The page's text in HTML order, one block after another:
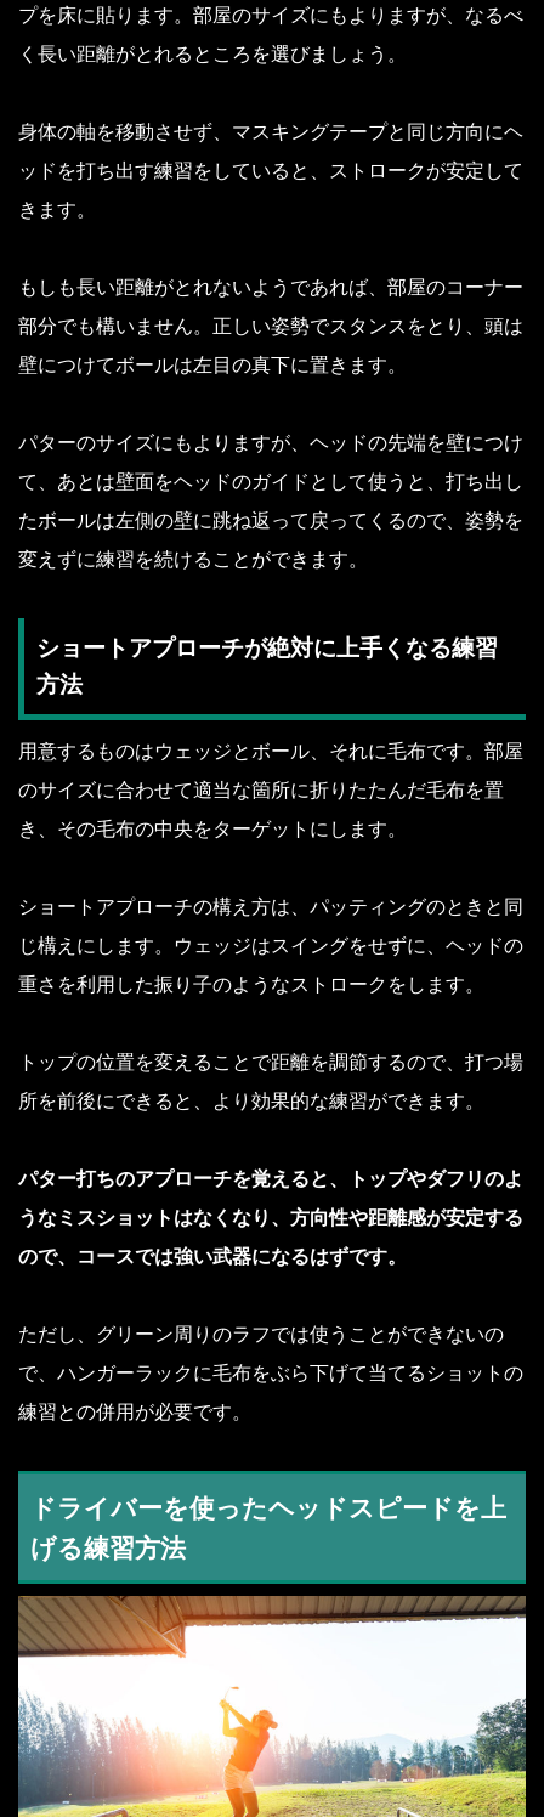
プを床に貼ります。部屋のサイズにもよりますが、なるべ
く長い距離がとれるところを選びましょう。
身体の軸を移動させず、マスキングテープと同じ方向にヘ
ッドを打ち出す練習をしていると、ストロークが安定して
きます。
もしも長い距離がとれないようであれば、部屋のコーナー
部分でも構いません。正しい姿勢でスタンスをとり、頭は
壁につけてボールは左目の真下に置きます。
パターのサイズにもよりますが、ヘッドの先端を壁につけ
て、あとは壁面をヘッドのガイドとして使うと、打ち出し
たボールは左側の壁に跳ね返って戻ってくるので、姿勢を
変えずに練習を続けることができます。
ショートアプローチが絶対に上手くなる練習
方法
用意するものはウェッジとボール、それに毛布です。部屋
のサイズに合わせて適当な箇所に折りたたんだ毛布を置
き、その毛布の中央をターゲットにします。
ショートアプローチの構え方は、パッティングのときと同
じ構えにします。ウェッジはスイングをせずに、ヘッドの
重さを利用した振り子のようなストロークをします。
トップの位置を変えることで距離を調節するので、打つ場
所を前後にできると、より効果的な練習ができます。
パター打ちのアプローチを覚えると、トップやダフリのよ
うなミスショットはなくなり、方向性や距離感が安定する
ので、コースでは強い武器になるはずです。
ただし、グリーン周りのラフでは使うことができないの
で、ハンガーラックに毛布をぶら下げて当てるショットの
練習との併用が必要です。
ドライバーを使ったヘッドスピードを上
げる練習方法